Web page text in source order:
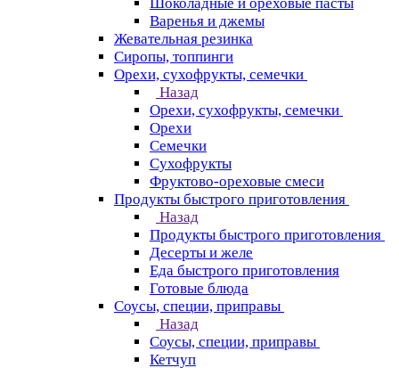
Варенья и джемы
Жевательная резинка
Сиропы, топпинги
Орехи, сухофрукты, семечки
Назад
Орехи, сухофрукты, семечки
Орехи
Семечки
Сухофрукты
Фруктово-ореховые смеси
Продукты быстрого приготовления
Назад
Продукты быстрого приготовления
Десерты и желе
Еда быстрого приготовления
Готовые блюда
Соусы, специи, приправы
Назад
Соусы, специи, приправы
Кетчуп